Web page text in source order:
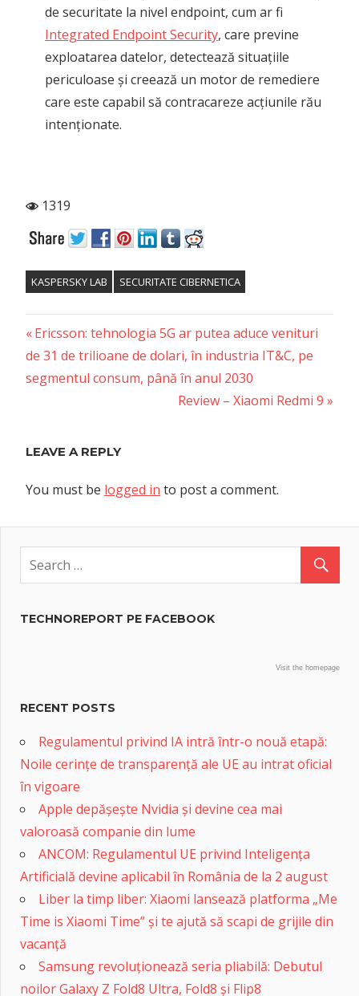
de securitate la nivel endpoint, cum ar fi
Integrated Endpoint Security, care previne
exploatarea datelor, detectează situațiile
periculoase și creează un motor de remediere
care este capabil să contracareze acțiunile rău
intenționate.
1319
KASPERSKY LAB SECURITATE CIBERNETICA
Post
navigation
Previous
Post:
Ericsson: tehnologia 5G ar putea aduce venituri
de 31 de trilioane de dolari, în industria IT&C, pe
segmentul consum, până în anul 2030
Next
Review – Xiaomi Redmi 9
LEAVE A REPLY
You must be logged in to post a comment.
TECHNOREPORT PE FACEBOOK
Visit the homepage
RECENT POSTS
Regulamentul privind IA intră într-o nouă etapă:
Noile cerințe de transparență ale UE au intrat oficial
în vigoare
Apple depășește Nvidia și devine cea mai
valoroasă companie din lume
ANCOM: Regulamentul UE privind Inteligența
Artificială devine aplicabil în România de la 2 august
Liber la timp liber: Xiaomi lansează platforma „Me
Time is Xiaomi Time” și te ajută să scapi de grijile din
vacanță
Samsung revoluționează seria pliabilă: Debutul
noilor Galaxy Z Fold8 Ultra, Fold8 și Flip8